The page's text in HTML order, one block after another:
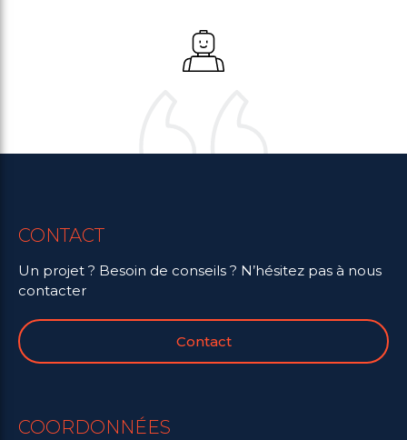
CONTACT
Un projet ? Besoin de conseils ? N’hésitez pas à nous
contacter
Contact
COORDONNÉES